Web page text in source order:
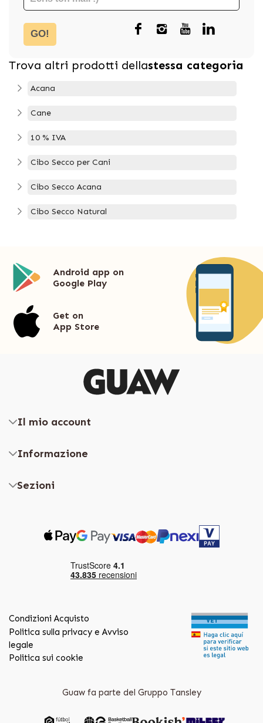
GO!
Trova altri prodotti dellastessa categoria
Acana
Cane
10 % IVA
Cibo Secco per Cani
Cibo Secco Acana
Cibo Secco Natural
Android app on
Google Play
Get on
App Store
Il mio account
Informazione
Sezioni
Condizioni Acquisto
Politica sulla privacy e Avviso
legale
Politica sui cookie
Guaw fa parte del Gruppo Tansley